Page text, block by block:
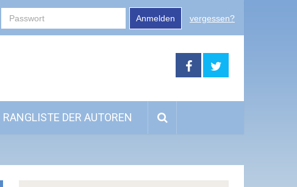
Anmelden vergessen?
RANGLISTE DER AUTOREN